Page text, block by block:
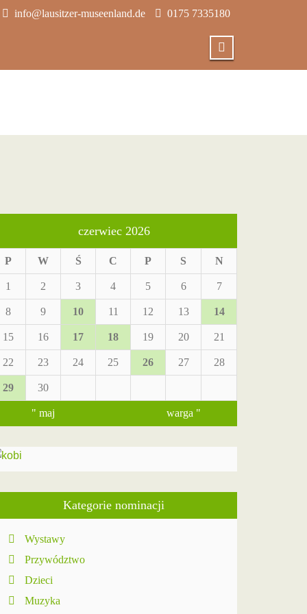
info@lausitzer-museenland.de 0175 7335180
czerwiec 2026
P W Ś C P S N
1 2 3 4 5 6 7
8 9 10 11 12 13 14
15 16 17 18 19 20 21
22 23 24 25 26 27 28
29 30
" maj warga "
Kategorie nominacji
Wystawy
Przywództwo
Dzieci
Muzyka